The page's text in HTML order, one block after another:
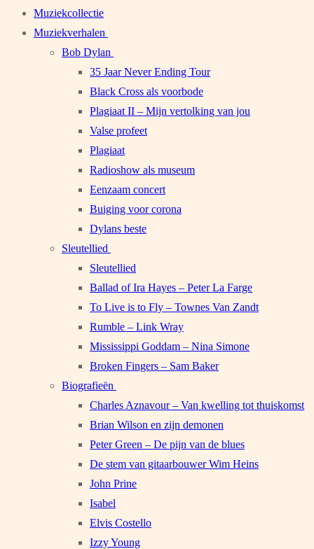
Muziekcollectie
Muziekverhalen
Bob Dylan
35 Jaar Never Ending Tour
Black Cross als voorbode
Plagiaat II – Mijn vertolking van jou
Valse profeet
Plagiaat
Radioshow als museum
Eenzaam concert
Buiging voor corona
Dylans beste
Sleutellied
Sleutellied
Ballad of Ira Hayes – Peter La Farge
To Live is to Fly – Townes Van Zandt
Rumble – Link Wray
Mississippi Goddam – Nina Simone
Broken Fingers – Sam Baker
Biografieën
Charles Aznavour – Van kwelling tot thuiskomst
Brian Wilson en zijn demonen
Peter Green – De pijn van de blues
De stem van gitaarbouwer Wim Heins
John Prine
Isabel
Elvis Costello
Izzy Young